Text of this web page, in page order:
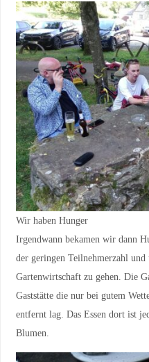
Wir haben Hunger
Irgendwann bekamen wir dann
der geringen Teilnehmerzahl
Gartenwirtschaft zu gehen. Die
Gaststätte die nur bei gutem
entfernt lag. Das Essen dort ist
Blumen.